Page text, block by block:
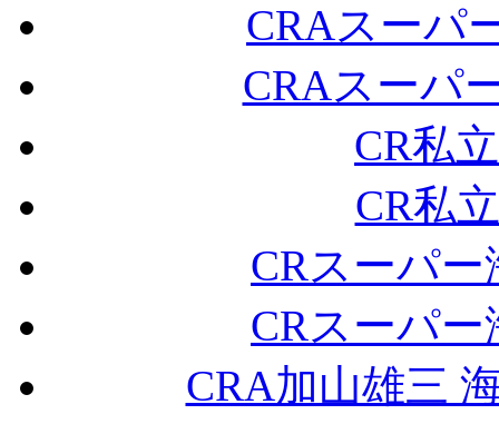
CRAスーパ
CRAスーパ
CR私
CR私
CRスーパ
CRスーパ
CRA加山雄三